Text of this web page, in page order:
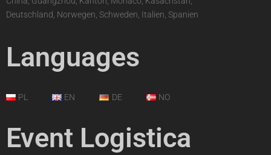
Deutschland, Norwegen, Schweden, Italien, Spanien
Languages
PL EN DE NO
Event Logistica